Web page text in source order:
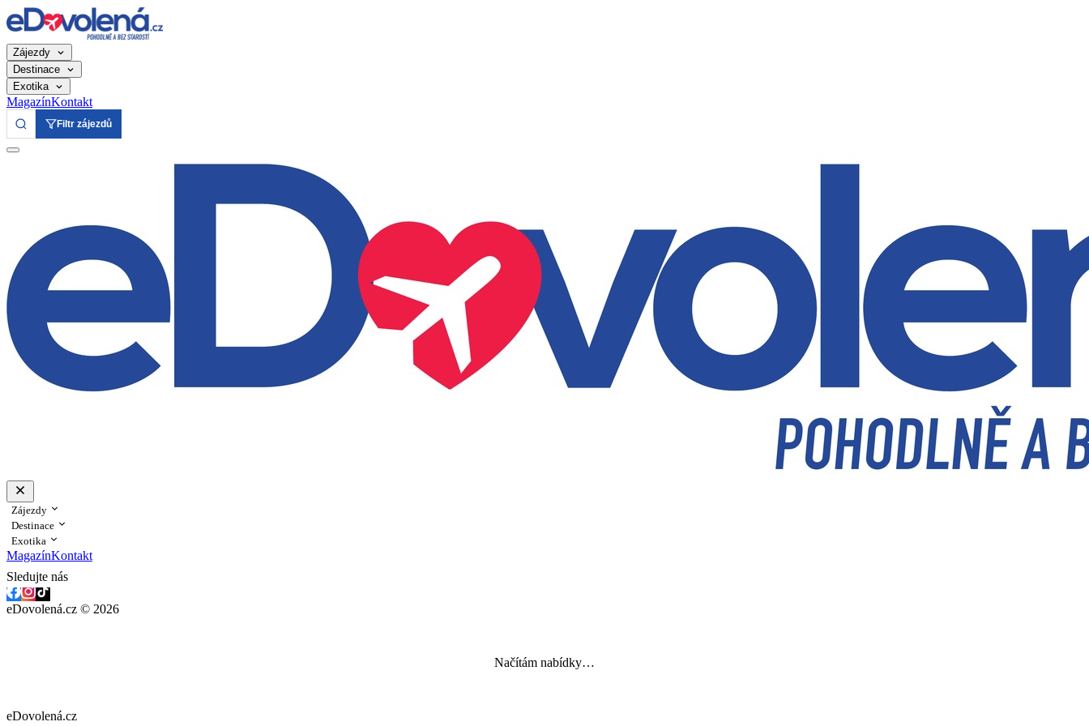
Zájezdy
Destinace
Exotika
MagazínKontakt
Filtr zájezdů
Zájezdy
Destinace
Exotika
MagazínKontakt
Sledujte nás
eDovolená.cz © 2026
Načítám nabídky…
eDovolená.cz